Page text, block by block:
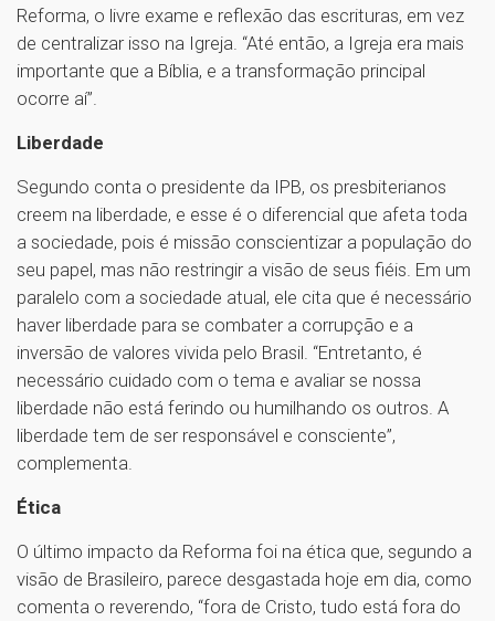
Reforma, o livre exame e reflexão das escrituras, em vez
de centralizar isso na Igreja. “Até então, a Igreja era mais
importante que a Bíblia, e a transformação principal
ocorre aí”.
Liberdade
Segundo conta o presidente da IPB, os presbiterianos
creem na liberdade, e esse é o diferencial que afeta toda
a sociedade, pois é missão conscientizar a população do
seu papel, mas não restringir a visão de seus fiéis. Em um
paralelo com a sociedade atual, ele cita que é necessário
haver liberdade para se combater a corrupção e a
inversão de valores vivida pelo Brasil. “Entretanto, é
necessário cuidado com o tema e avaliar se nossa
liberdade não está ferindo ou humilhando os outros. A
liberdade tem de ser responsável e consciente”,
complementa.
Ética
O último impacto da Reforma foi na ética que, segundo a
visão de Brasileiro, parece desgastada hoje em dia, como
comenta o reverendo, “fora de Cristo, tudo está fora do